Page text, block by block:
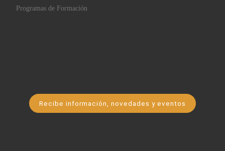
Programas de Formación
Recibe información, novedades y eventos